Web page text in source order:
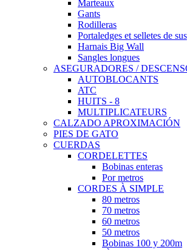
Marteaux
Gants
Rodilleras
Portaledges et selletes de
Harnais Big Wall
Sangles longues
ASEGURADORES /
AUTOBLOCANTS
ATC
HUITS - 8
MULTIPLICATEURS
CALZADO APROXIMACIÓN
PIES DE GATO
CUERDAS
CORDELETTES
Bobinas enteras
Por metros
CORDES À SIMPLE
80 metros
70 metros
60 metros
50 metros
Bobinas 100 y 200m